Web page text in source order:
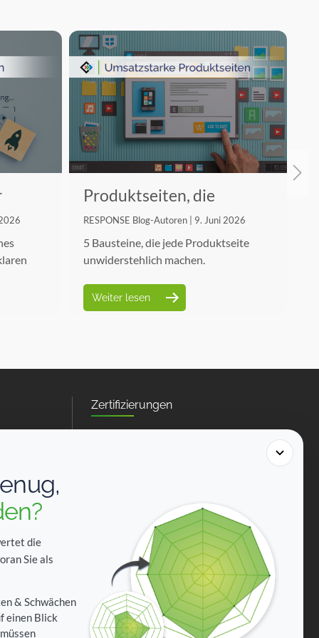
Produktseiten, die
verkaufen
RESPONSE Blog-Autoren | 9. Juni 2026
5 Bausteine, die jede Produktseite
unwiderstehlich machen.
Weiter lesen
Zertifizierungen
Zahlungsarten
die
Sie als
& Schwächen
einen Blick